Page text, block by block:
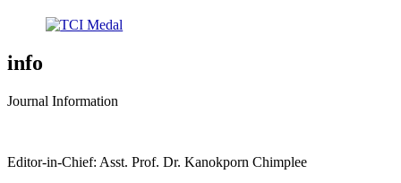
info
Journal Information
Editor-in-Chief: Asst. Prof. Dr. Kanokporn Chimplee